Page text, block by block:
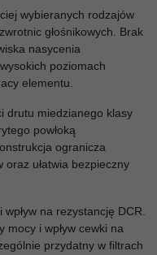
wybieranych rodzajów
głośnikowych. Brak
nasycenia
poziomach
elementu.
drutu miedzianego klasy
powłoką
ogranicza
ułatwia bezpieczny
na rezystancję DCR.
i wpływ cewki na
przydatny w filtrach